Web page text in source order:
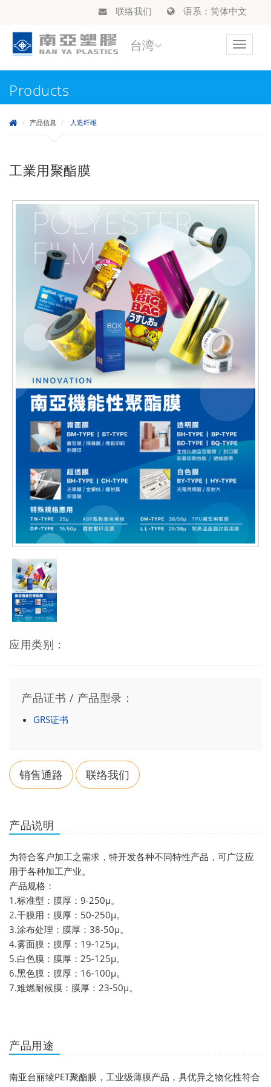
联络我们 语系：简体中文
Toggle
台湾
Products
产品信息 人造纤维
工業用聚酯膜
应用类别：
产品证书 / 产品型录：
GRS证书
销售通路 联络我们
产品说明
为符合客户加工之需求，特开发各种不同特性产品，可广泛应
用于各种加工产业。
产品规格：
1.标准型：膜厚：9-250μ。
2.干膜用：膜厚：50-250μ。
3.涂布处理：膜厚：38-50μ。
4.雾面膜：膜厚：19-125μ。
5.白色膜：膜厚：25-125μ。
6.黑色膜：膜厚：16-100μ。
7.难燃耐候膜：膜厚：23-50μ。
产品用途
南亚台丽绫PET聚酯膜，工业级薄膜产品，具优异之物化性符合